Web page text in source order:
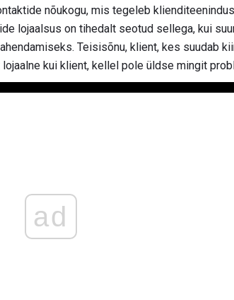
nõukogu, mis tegeleb
lojaalsus on tihedalt seotud sellega, kui
Teisisõnu, klient, kes suudab
kui klient, kellel pole üldse mingit
ad